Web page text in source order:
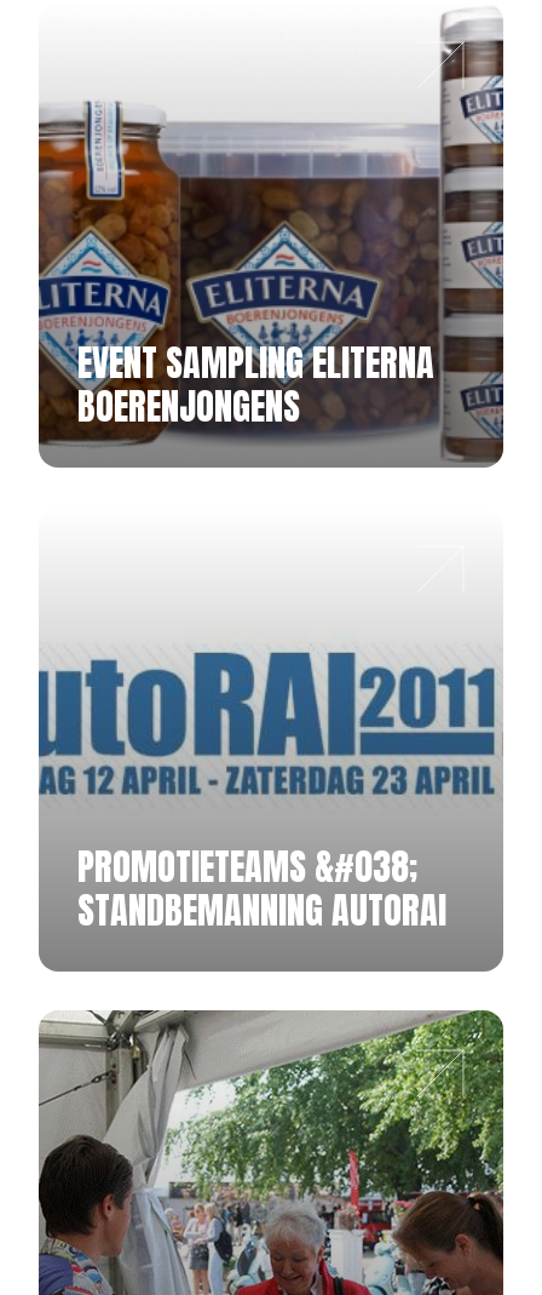
EVENT SAMPLING ELITERNA
BOERENJONGENS
PROMOTIETEAMS &#038;
STANDBEMANNING AUTORAI